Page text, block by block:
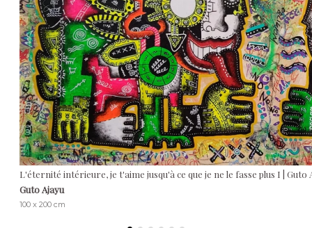
L'éternité intérieure, je t'aime jusqu'à ce que je ne le fasse plus I | Guto
Guto Ajayu
100 x 200 cm